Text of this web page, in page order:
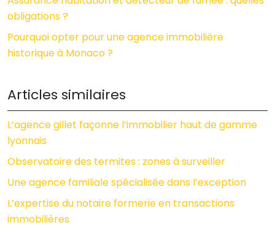
obligations ?
Pourquoi opter pour une agence immobilière
historique à Monaco ?
Articles similaires
L’agence gillet façonne l’immobilier haut de gamme
lyonnais
Observatoire des termites : zones à surveiller
Une agence familiale spécialisée dans l’exception
L’expertise du notaire formerie en transactions
immobilières